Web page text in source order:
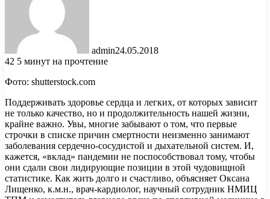
admin24.05.2018
42 5 минут на прочтение
Фото: shutterstock.com
Поддерживать здоровье сердца и легких, от которых зависит
не только качество, но и продолжительность нашей жизни,
крайне важно. Увы, многие забывают о том, что первые
строчки в списке причин смертности неизменно занимают
заболевания сердечно-сосудистой и дыхательной систем. И,
кажется, «вклад» пандемии не поспособствовал тому, чтобы
они сдали свои лидирующие позиции в этой чудовищной
статистике. Как жить долго и счастливо, объясняет Оксана
Лищенко, к.м.н., врач-кардиолог, научный сотрудник НМИЦ